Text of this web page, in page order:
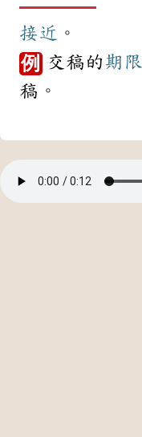
接近 。
例 交稿的期限
稿。